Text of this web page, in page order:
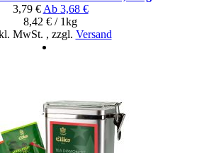
3,79 € Ab 3,68 €
8,42 € / 1kg
MwSt. , zzgl. Versand